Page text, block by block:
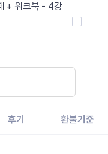
+ 워크북 - 4강
후기 환불기준